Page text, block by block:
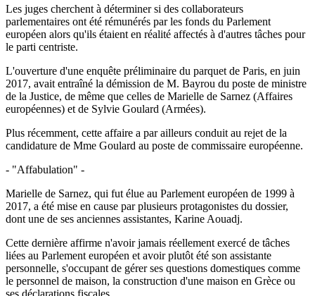
Les juges cherchent à déterminer si des collaborateurs
parlementaires ont été rémunérés par les fonds du Parlement
européen alors qu'ils étaient en réalité affectés à d'autres tâches pour
le parti centriste.
L'ouverture d'une enquête préliminaire du parquet de Paris, en juin
2017, avait entraîné la démission de M. Bayrou du poste de ministre
de la Justice, de même que celles de Marielle de Sarnez (Affaires
européennes) et de Sylvie Goulard (Armées).
Plus récemment, cette affaire a par ailleurs conduit au rejet de la
candidature de Mme Goulard au poste de commissaire européenne.
- "Affabulation" -
Marielle de Sarnez, qui fut élue au Parlement européen de 1999 à
2017, a été mise en cause par plusieurs protagonistes du dossier,
dont une de ses anciennes assistantes, Karine Aouadj.
Cette dernière affirme n'avoir jamais réellement exercé de tâches
liées au Parlement européen et avoir plutôt été son assistante
personnelle, s'occupant de gérer ses questions domestiques comme
le personnel de maison, la construction d'une maison en Grèce ou
ses déclarations fiscales.